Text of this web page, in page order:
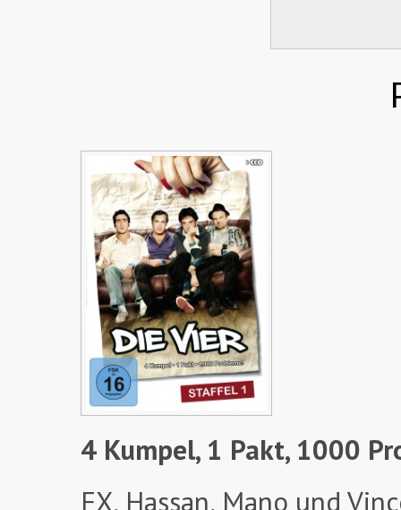
4 Kumpel, 1 Pakt, 1000
FX, Hassan, Mano und